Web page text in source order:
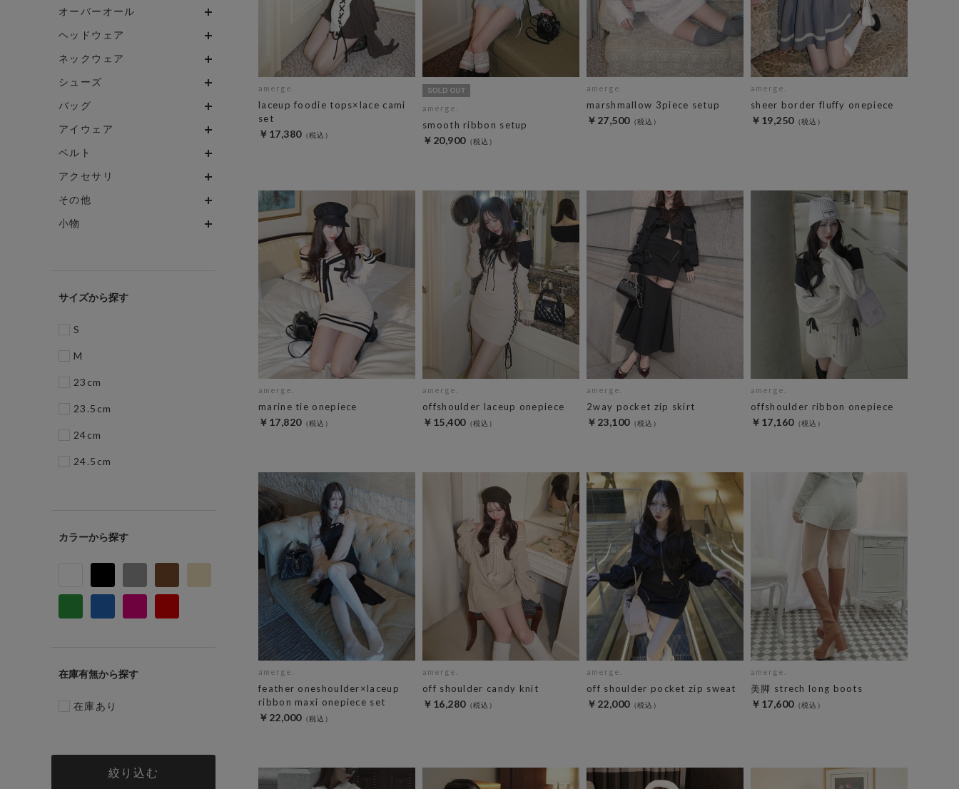
オーバーオール
ヘッドウェア
ネックウェア
シューズ
バッグ
アイウェア
ベルト
アクセサリ
その他
小物
サイズ
S
M
23cm
23.5cm
24cm
24.5cm
カラー
在庫有無
在庫あり
絞り込む
amerge.
laceup foodie tops×lace cami
set
￥17,380
amerge.
smooth ribbon setup
￥20,900
amerge.
marshmallow 3piece setup
￥27,500
amerge.
sheer border fluffy onepiece
￥19,250
amerge.
marine tie onepiece
￥17,820
amerge.
offshoulder laceup onepiece
￥15,400
amerge.
2way pocket zip skirt
￥23,100
amerge.
offshoulder ribbon onepiece
￥17,160
amerge.
feather oneshoulder×laceup
ribbon maxi onepiece set
￥22,000
amerge.
off shoulder candy knit
￥16,280
amerge.
off shoulder pocket zip sweat
￥22,000
amerge.
美脚 strech long boots
￥17,600